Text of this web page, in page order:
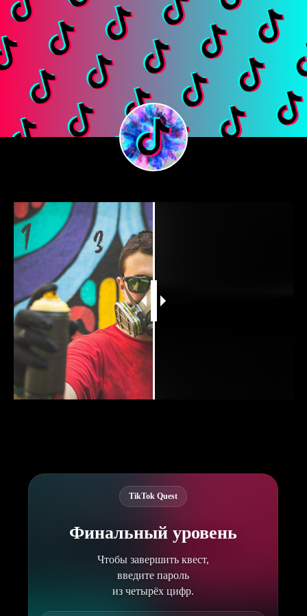
TikTok Quest
Финальный уровень
Чтобы завершить квест,
введите пароль
из четырёх цифр.